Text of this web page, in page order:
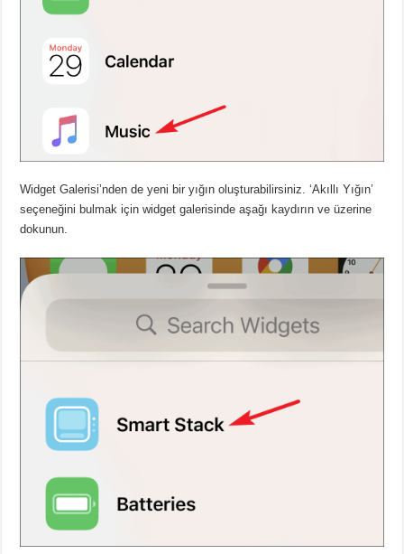
Widget Galerisi’nden de yeni bir yığın oluşturabilirsiniz. ‘Akıllı Yığın’
seçeneğini bulmak için widget galerisinde aşağı kaydırın ve üzerine
dokunun.